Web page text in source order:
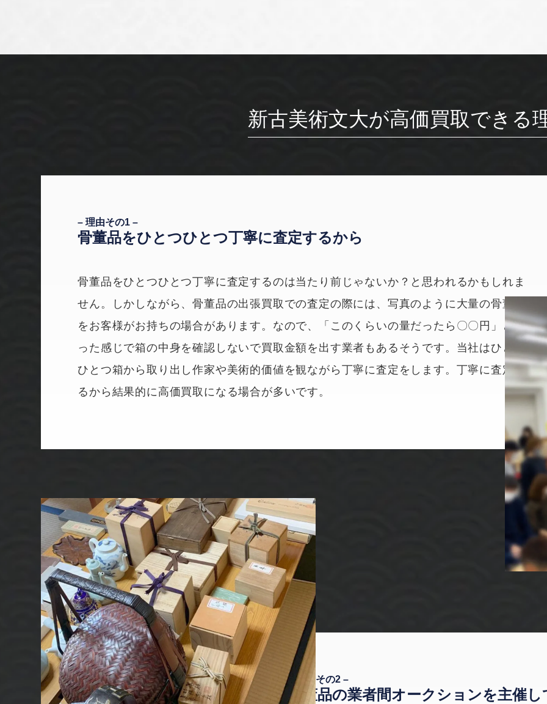
新古美術文大が高価買取できる
– 理由その1 –
骨董品をひとつひとつ丁寧に査定するから
骨董品をひとつひとつ丁寧に査定するのは当たり前じゃないか？と思われるかもしれま
せん。しかしながら、骨董品の出張買取での査定の際には、写真のように大量の骨董品
をお客様がお持ちの場合があります。なので、「このくらいの量だったら〇〇円」とい
った感じで箱の中身を確認しないで買取金額を出す業者もあるそうです。当社はひとつ
ひとつ箱から取り出し作家や美術的価値を観ながら丁寧に査定をします。丁寧に査定す
るから結果的に高価買取になる場合が多いです。
– 理由その2 –
骨董品の業者間オークションを主催